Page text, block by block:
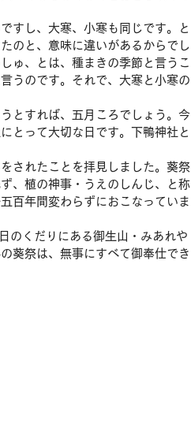
すし、大寒、小寒も同じです。と
のと、意味に違いがあるからでし
ゅ、とは、種まきの季節と言うこ
うのです。それで、大寒と小寒の
とすれば、五月ころでしょう。今
とって大切な日です。下鴨神社と
されたことを拝見しました。葵祭
、植の神事・うえのしんじ、と称
百年間変わらずにおこなっていま
のくだりにある御生山・みあれや
葵祭は、無事にすべて御奉仕でき